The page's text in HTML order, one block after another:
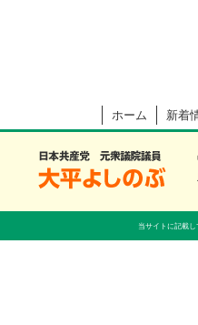
ホーム 新着
大
当サイトに記載